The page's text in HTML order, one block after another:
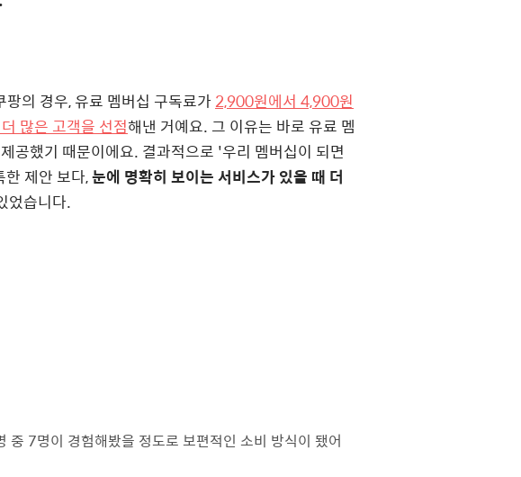
의 경우, 유료 멤버십 구독료가 2,900원에서 4,900원
많은 고객을 선점해낸 거예요. 그 이유는 바로 유료 멤
공했기 때문이에요. 결과적으로 '우리 멤버십이 되면
제안 보다,눈에 명확히 보이는 서비스가 있을 때 더
었습니다.
7명이 경험해봤을 정도로 보편적인 소비 방식이 됐어